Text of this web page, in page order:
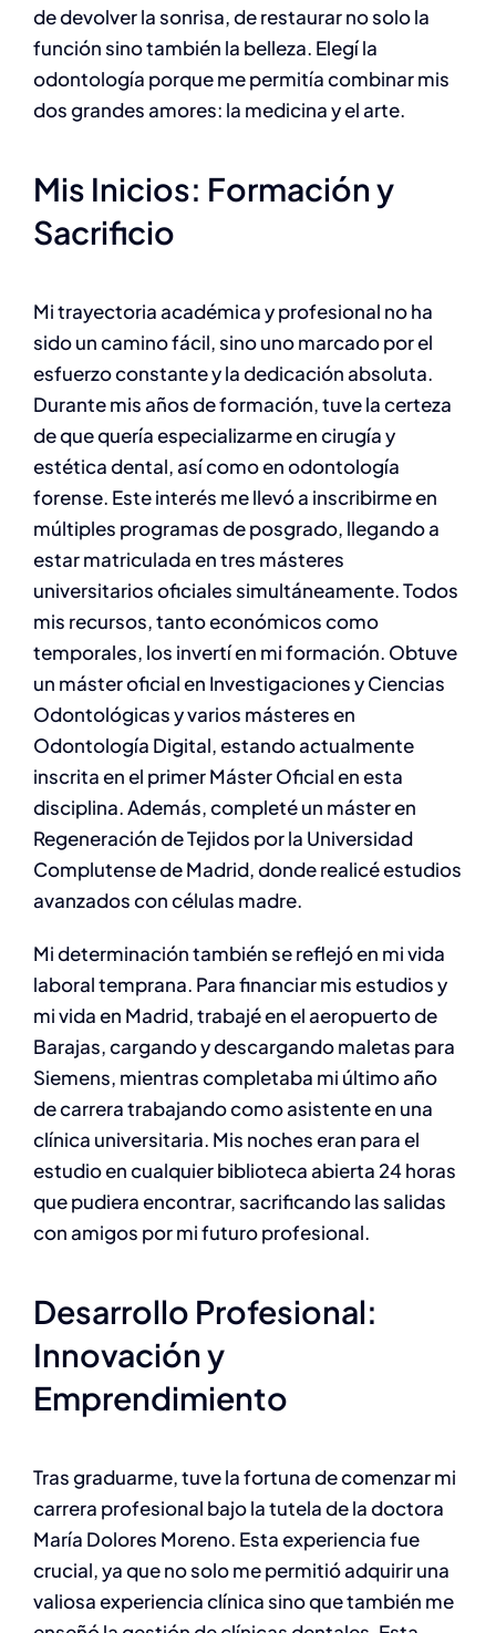
de devolver la sonrisa, de restaurar no solo la
función sino también la belleza. Elegí la
odontología porque me permitía combinar mis
dos grandes amores: la medicina y el arte.
Mis Inicios: Formación y
Sacrificio
Mi trayectoria académica y profesional no ha
sido un camino fácil, sino uno marcado por el
esfuerzo constante y la dedicación absoluta.
Durante mis años de formación, tuve la certeza
de que quería especializarme en cirugía y
estética dental, así como en odontología
forense. Este interés me llevó a inscribirme en
múltiples programas de posgrado, llegando a
estar matriculada en tres másteres
universitarios oficiales simultáneamente. Todos
mis recursos, tanto económicos como
temporales, los invertí en mi formación. Obtuve
un máster oficial en Investigaciones y Ciencias
Odontológicas y varios másteres en
Odontología Digital, estando actualmente
inscrita en el primer Máster Oficial en esta
disciplina. Además, completé un máster en
Regeneración de Tejidos por la Universidad
Complutense de Madrid, donde realicé estudios
avanzados con células madre.
Mi determinación también se reflejó en mi vida
laboral temprana. Para financiar mis estudios y
mi vida en Madrid, trabajé en el aeropuerto de
Barajas, cargando y descargando maletas para
Siemens, mientras completaba mi último año
de carrera trabajando como asistente en una
clínica universitaria. Mis noches eran para el
estudio en cualquier biblioteca abierta 24 horas
que pudiera encontrar, sacrificando las salidas
con amigos por mi futuro profesional.
Desarrollo Profesional:
Innovación y
Emprendimiento
Tras graduarme, tuve la fortuna de comenzar mi
carrera profesional bajo la tutela de la doctora
María Dolores Moreno. Esta experiencia fue
crucial, ya que no solo me permitió adquirir una
valiosa experiencia clínica sino que también me